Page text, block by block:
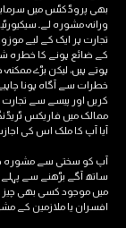
بھی پروڈکٹس میں
ورانہ مشورہ لے۔
تجارت ہر ایک کے لیے
کے ضائع ہونے کا خطرہ
ہوتے ہیں، لیکن بڑے
خطرات سے آگاہ ہونا
کریں اور پیسے سے
ممالک میں فاریکس ٹریڈنگ
آیا آپ کا ملک اس کی اجازت
آپ کو سختی سے مشورہ
ساتھ آگے بڑھنے سے
افسران یا ملازمین کے